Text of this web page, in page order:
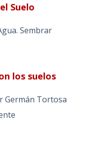
Suelo
Sembrar
los suelos
Germán Tortosa